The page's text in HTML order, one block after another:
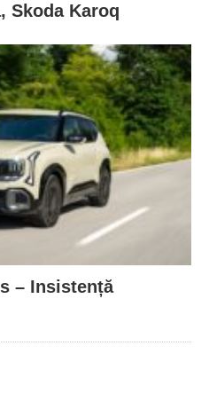
Skoda Karoq
– Insistență